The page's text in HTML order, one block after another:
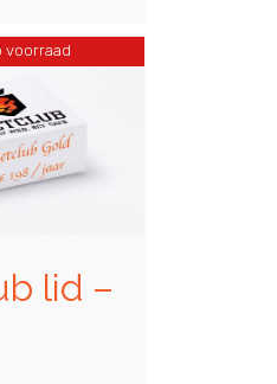
voorraad
lid –